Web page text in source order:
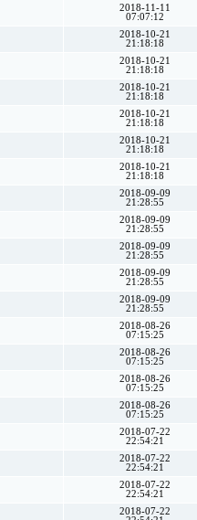
2018-11-11
07:07:12
2018-10-21
21:18:18
2018-10-21
21:18:18
2018-10-21
21:18:18
2018-10-21
21:18:18
2018-10-21
21:18:18
2018-10-21
21:18:18
2018-09-09
21:28:55
2018-09-09
21:28:55
2018-09-09
21:28:55
2018-09-09
21:28:55
2018-09-09
21:28:55
2018-08-26
07:15:25
2018-08-26
07:15:25
2018-08-26
07:15:25
2018-08-26
07:15:25
2018-07-22
22:54:21
2018-07-22
22:54:21
2018-07-22
22:54:21
2018-07-22